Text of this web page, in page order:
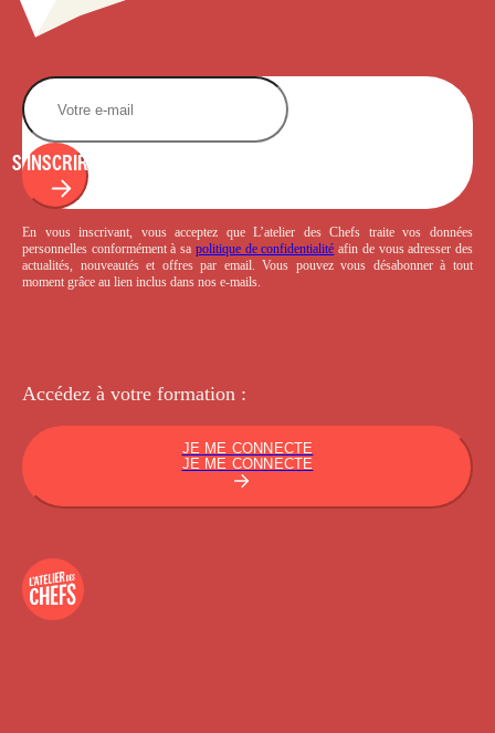
S'INSCRIRE
En vous inscrivant, vous acceptez que L’atelier des Chefs traite vos données
personnelles conformément à sa politique de confidentialité afin de vous adresser des
actualités, nouveautés et offres par email. Vous pouvez vous désabonner à tout
moment grâce au lien inclus dans nos e-mails.
Accédez à votre formation :
JE ME CONNECTE
JE ME CONNECTE